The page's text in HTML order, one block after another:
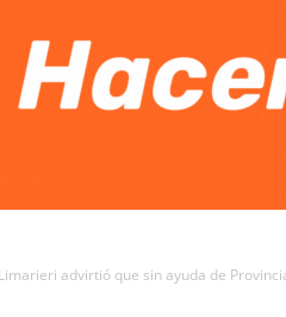
advirtió que sin ayuda de